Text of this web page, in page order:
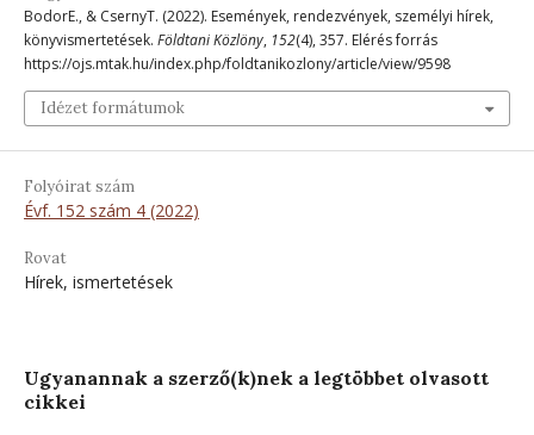
BodorE., & CsernyT. (2022). Események, rendezvények, személyi hírek,
könyvismertetések. Földtani Közlöny, 152(4), 357. Elérés forrás
https://ojs.mtak.hu/index.php/foldtanikozlony/article/view/9598
Idézet formátumok
Folyóirat szám
Évf. 152 szám 4 (2022)
Rovat
Hírek, ismertetések
Ugyanannak a szerző(k)nek a legtöbbet olvasott
cikkei